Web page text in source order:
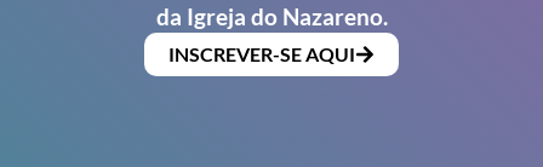
da Igreja do Nazareno.
INSCREVER-SE AQUI